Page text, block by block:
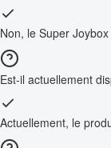
Non, le Super
Est-il actuellement
Actuellement, le